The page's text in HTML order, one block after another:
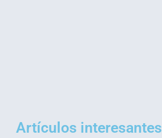
Artículos interesantes